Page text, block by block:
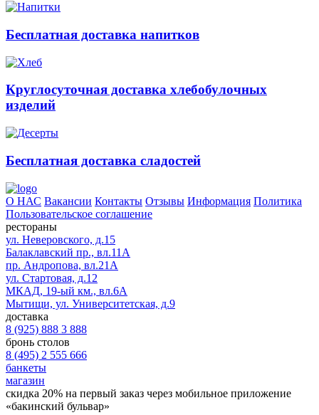
Бесплатная доставка напитков
Круглосуточная доставка хлебобулочных
изделий
Бесплатная доставка сладостей
О НАС Вакансии Контакты Отзывы Информация Политика
Пользовательское соглашение
рестораны
ул. Неверовского, д.15
Балаклавский пр., вл.11А
пр. Андропова, вл.21А
ул. Стартовая, д.12
МКАД, 19-ый км., вл.6А
Мытищи, ул. Университетская, д.9
доставка
8 (925) 888 3 888
бронь столов
8 (495) 2 555 666
банкеты
магазин
скидка 20% на первый заказ через мобильное приложение
«бакинский бульвар»